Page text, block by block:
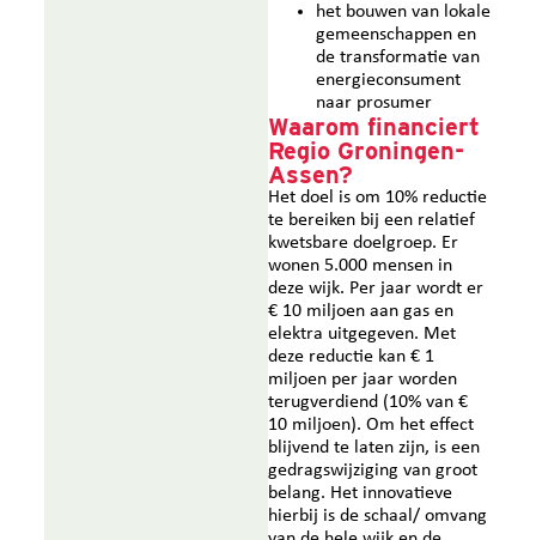
het bouwen van lokale
gemeenschappen en
de transformatie van
energieconsument
naar prosumer
Waarom financiert
Regio Groningen-
Assen?
Het doel is om 10% reductie
te bereiken bij een relatief
kwetsbare doelgroep. Er
wonen 5.000 mensen in
deze wijk. Per jaar wordt er
€ 10 miljoen aan gas en
elektra uitgegeven. Met
deze reductie kan € 1
miljoen per jaar worden
terugverdiend (10% van €
10 miljoen). Om het effect
blijvend te laten zijn, is een
gedragswijziging van groot
belang. Het innovatieve
hierbij is de schaal/ omvang